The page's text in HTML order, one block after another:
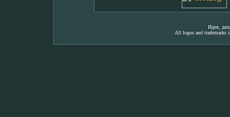
Идея,
All logos and trademarks